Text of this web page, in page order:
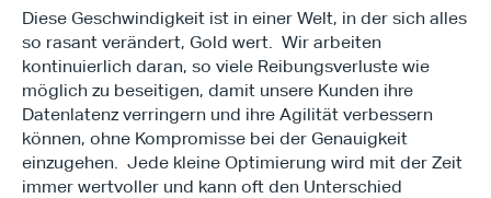
Diese Geschwindigkeit ist in einer Welt, in der sich alles
so rasant verändert, Gold wert.  Wir arbeiten
kontinuierlich daran, so viele Reibungsverluste wie
möglich zu beseitigen, damit unsere Kunden ihre
Datenlatenz verringern und ihre Agilität verbessern
können, ohne Kompromisse bei der Genauigkeit
einzugehen.  Jede kleine Optimierung wird mit der Zeit
immer wertvoller und kann oft den Unterschied